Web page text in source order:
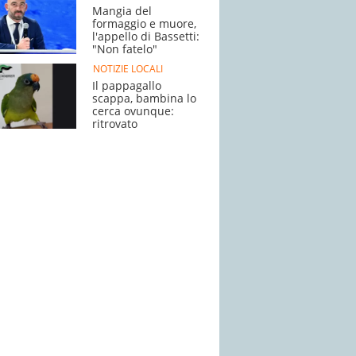
Mangia del
formaggio e muore,
l'appello di Bassetti:
"Non fatelo"
NOTIZIE LOCALI
Il pappagallo
scappa, bambina lo
cerca ovunque:
ritrovato